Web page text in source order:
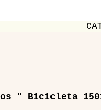
" Bicicleta